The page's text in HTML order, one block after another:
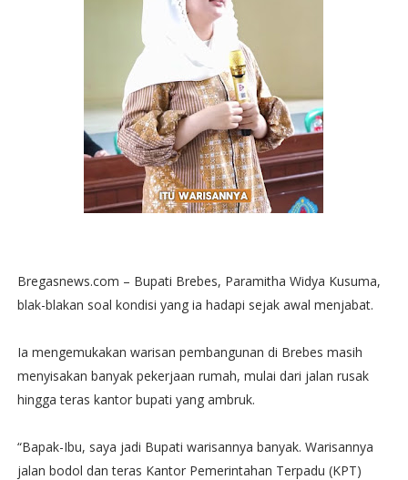
Bregasnews.com – Bupati Brebes, Paramitha Widya Kusuma,
blak-blakan soal kondisi yang ia hadapi sejak awal menjabat.
Ia mengemukakan warisan pembangunan di Brebes masih
menyisakan banyak pekerjaan rumah, mulai dari jalan rusak
hingga teras kantor bupati yang ambruk.
“Bapak-Ibu, saya jadi Bupati warisannya banyak. Warisannya
jalan bodol dan teras Kantor Pemerintahan Terpadu (KPT)